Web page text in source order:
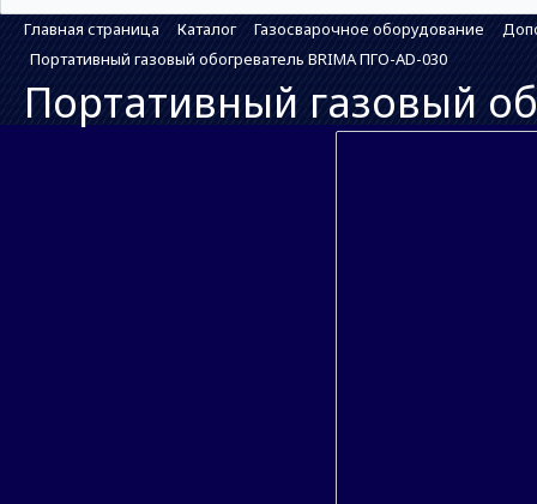
Главная страница Каталог Газосварочное оборудование
Портативный газовый обогреватель BRIMA ПГО-AD-030
Портативный газовый